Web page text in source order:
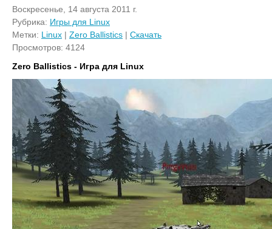
Воскресенье, 14 августа 2011 г.
Рубрика: Игры для Linux
Метки: Linux | Zero Ballistics | Скачать
Просмотров: 4124
Zero Ballistics - Игра для Linux